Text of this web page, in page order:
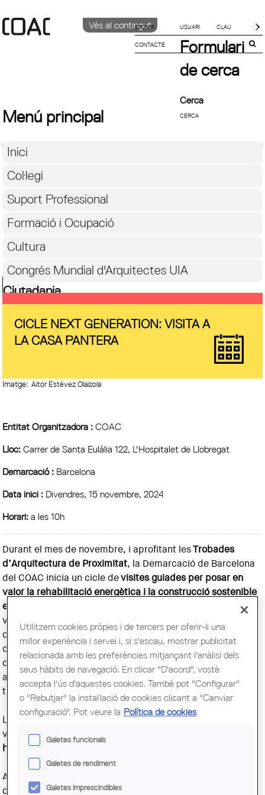
Vés al contingut
IDIOMA
CATALÀ
CONTACTE
Formulari
de cerca
Cerca
Menú principal
Inici
Col·legi
Suport Professional
Formació i Ocupació
Cultura
Congrés Mundial d'Arquitectes UIA
Ciutadania
CICLE NEXT GENERATION: VISITA A
LA CASA PANTERA
Imatge: Aitor Estévez Olaizola
Entitat Organitzadora :COAC
Lloc:Carrer de Santa Eulàlia 122, L'Hospitalet de Llobregat
Demarcació : Barcelona
Data inici : Divendres, 15 novembre, 2024
Horari:a les 10h
Durant el mes de novembre, i aprofitant lesTrobades
d’Arquitectura de Proximitat, la Demarcació de Barcelona
del COAC inicia un cicle devisites guiades per posar en
valor la rehabilitació energètica i la construcció sostenible
en projectes de rehabilitació i obra nova
. L'objectiu de les
visites és reforçar aspectes i punts forts que poden ser
d’inspiració, generant espais on compartir aprenentatges
des de la proximitat. Els equips d’arquitectes de les obres
que visitarem, junt amb altres experts relacionats amb
aquestes, duran a terme les explicacions durant les
trobades.
Les visites són presencials i obertes al públic
volen mostrar clars
exemples d
haver estat beneficiades pels fons Next Generation.
A l'
de la mà deMA+SAarquitectura,
Utilitzem cookies pròpies i de tercers per oferir-li una
millor experiència i servei i, si s'escau, mostrar publicitat
relacionada amb les preferències mitjançant l'anàlisi dels
seus hàbits de navegació. En clicar "D'acord", vostè
accepta l'ús d'aquestes cookies. També pot "Configurar"
o "Rebutjar" la instal·lació de cookies clicant a "Canviar
configuració". Pot veure la Política de cookies
Galetes funcionals
Galetes de rendiment
Galetes imprescindibles